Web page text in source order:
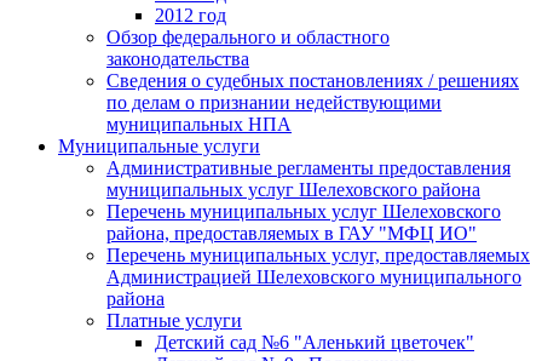
2012 год
Обзор федерального и областного
законодательства
Сведения о судебных постановлениях / решениях
по делам о признании недействующими
муниципальных НПА
Муниципальные услуги
Административные регламенты предоставления
муниципальных услуг Шелеховского района
Перечень муниципальных услуг Шелеховского
района, предоставляемых в ГАУ "МФЦ ИО"
Перечень муниципальных услуг, предоставляемых
Администрацией Шелеховского муниципального
района
Платные услуги
Детский сад №6 "Аленький цветочек"